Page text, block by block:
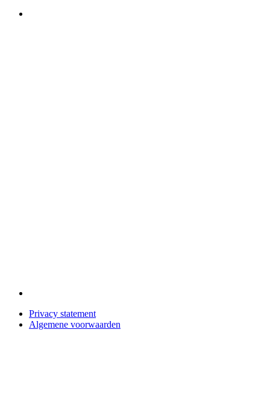
Privacy statement
Algemene voorwaarden